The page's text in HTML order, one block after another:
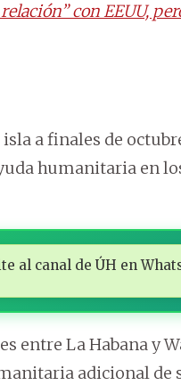
con EEUU,
a finales de
humanitaria en
al canal de ÚH en
entre La Habana y
adicional de